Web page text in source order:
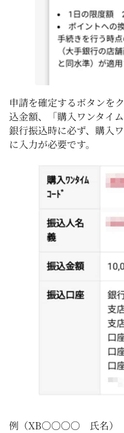
申請を確定するボタンを
込金額、「購入ワンタイ
銀行振込時に必ず、購入
に入力が必要です。
例（XB〇〇〇〇 氏名）